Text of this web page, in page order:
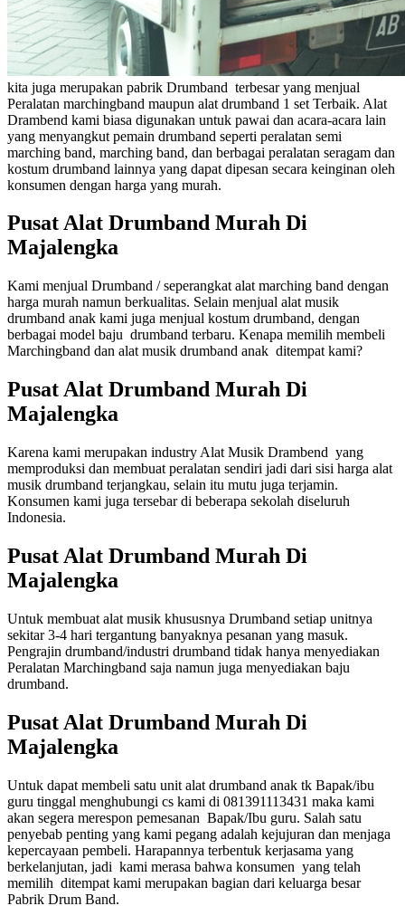
kita juga merupakan pabrik Drumband terbesar yang menjual
Peralatan marchingband maupun alat drumband 1 set Terbaik. Alat
Drambend kami biasa digunakan untuk pawai dan acara-acara lain
yang menyangkut pemain drumband seperti peralatan semi
marching band, marching band, dan berbagai peralatan seragam dan
kostum drumband lainnya yang dapat dipesan secara keinginan oleh
konsumen dengan harga yang murah.
Pusat Alat Drumband Murah Di
Majalengka
Kami menjual Drumband / seperangkat alat marching band dengan
harga murah namun berkualitas. Selain menjual alat musik
drumband anak kami juga menjual kostum drumband, dengan
berbagai model baju drumband terbaru. Kenapa memilih membeli
Marchingband dan alat musik drumband anak ditempat kami?
Pusat Alat Drumband Murah Di
Majalengka
Karena kami merupakan industry Alat Musik Drambend yang
memproduksi dan membuat peralatan sendiri jadi dari sisi harga alat
musik drumband terjangkau, selain itu mutu juga terjamin.
Konsumen kami juga tersebar di beberapa sekolah diseluruh
Indonesia.
Pusat Alat Drumband Murah Di
Majalengka
Untuk membuat alat musik khususnya Drumband setiap unitnya
sekitar 3-4 hari tergantung banyaknya pesanan yang masuk.
Pengrajin drumband/industri drumband tidak hanya menyediakan
Peralatan Marchingband saja namun juga menyediakan baju
drumband.
Pusat Alat Drumband Murah Di
Majalengka
Untuk dapat membeli satu unit alat drumband anak tk Bapak/ibu
guru tinggal menghubungi cs kami di 081391113431 maka kami
akan segera merespon pemesanan Bapak/Ibu guru. Salah satu
penyebab penting yang kami pegang adalah kejujuran dan menjaga
kepercayaan pembeli. Harapannya terbentuk kerjasama yang
berkelanjutan, jadi kami merasa bahwa konsumen yang telah
memilih ditempat kami merupakan bagian dari keluarga besar
Pabrik Drum Band.